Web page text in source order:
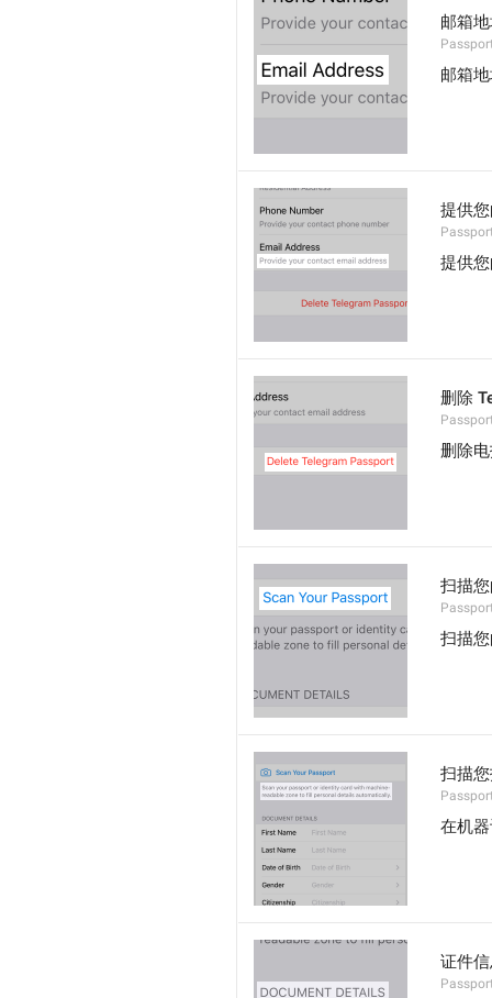
邮箱
邮箱
提供
提供
删除
删除
扫描
扫描
扫描
在机
证件